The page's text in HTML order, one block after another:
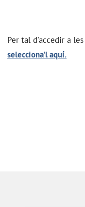
Per tal d'accedir a
selecciona'l aquí.